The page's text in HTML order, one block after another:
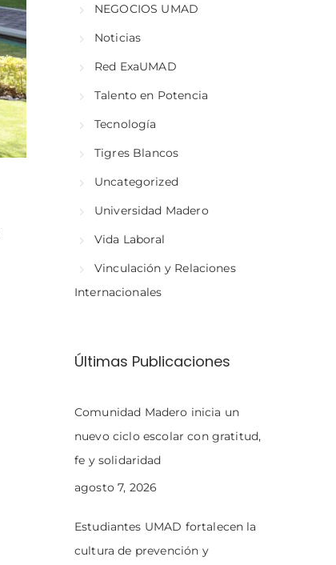
NEGOCIOS UMAD
Noticias
Red ExaUMAD
Talento en Potencia
Tecnología
Tigres Blancos
Uncategorized
Universidad Madero
Vida Laboral
Vinculación y Relaciones
Internacionales
Últimas Publicaciones
Comunidad Madero inicia un
nuevo ciclo escolar con gratitud,
fe y solidaridad
agosto 7, 2026
Estudiantes UMAD fortalecen la
cultura de prevención y